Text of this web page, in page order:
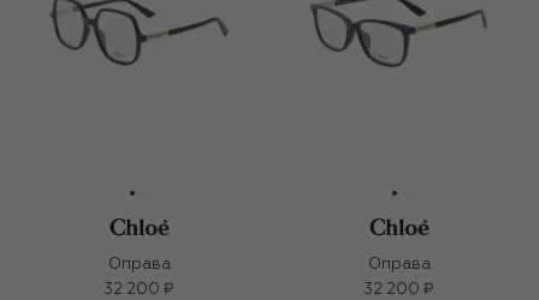
Оправа
32 200 ₽
Оправа
32 200 ₽